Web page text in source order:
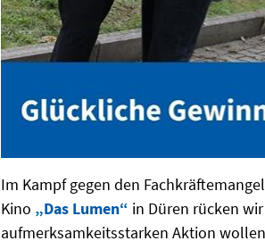
Im Kampf gegen den
Kino „Das Lumen“ in Düren rücken
aufmerksamkeitsstarken Aktion